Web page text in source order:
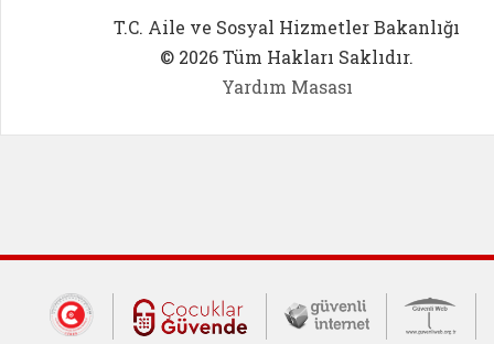
T.C. Aile ve Sosyal Hizmetler Bakanlığı
© 2026 Tüm Hakları Saklıdır.
Yardım Masası
Dış Bağlantılar
Cumhurbaşkanlığı İletişim Merkezi
Çocuklar Güvende (yeni
Güvenli